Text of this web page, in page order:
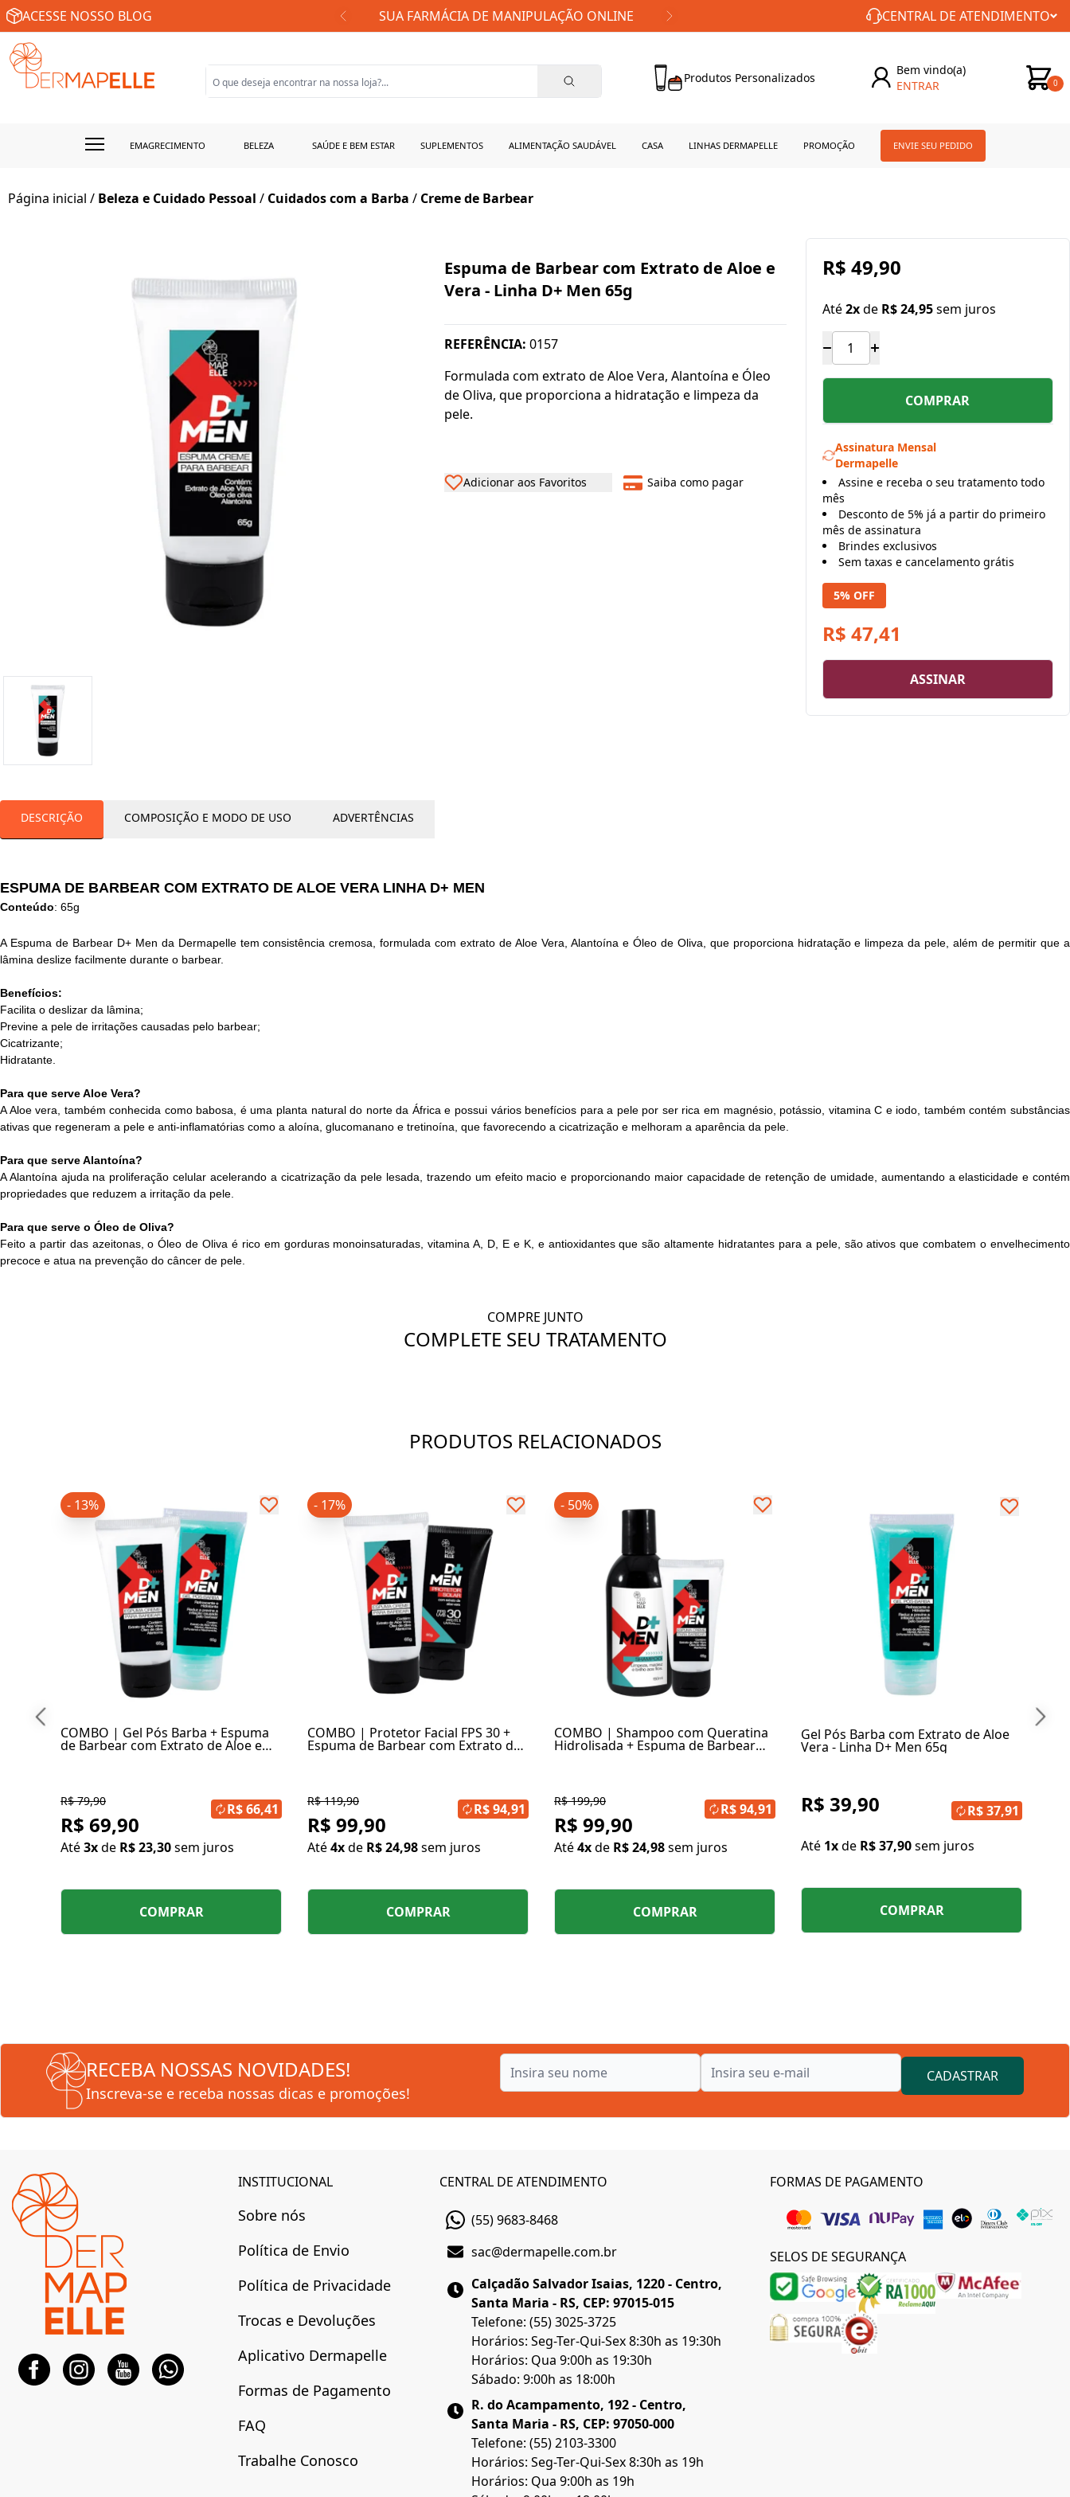
ACESSE NOSSO BLOG
SUA FARMÁCIA DE MANIPULAÇÃO ONLINE FRETE GRÁTIS PARA TODO BRASIL! CONSTÂNCIA NO CUIDADO COM VOCÊ!
CENTRAL DE ATENDIMENTO
Produtos Personalizados
Bem vindo(a)
ENTRAR
0
EMAGRECIMENTO BELEZA SAÚDE E BEM ESTAR SUPLEMENTOS ALIMENTAÇÃO SAUDÁVEL CASA LINHAS DERMAPELLE PROMOÇÃO ENVIE SEU PEDIDO
Página inicial / Beleza e Cuidado Pessoal / Cuidados com a Barba / Creme de Barbear
Espuma de Barbear com Extrato de Aloe e
Vera - Linha D+ Men 65g
REFERÊNCIA: 0157
Formulada com extrato de Aloe Vera, Alantoína e Óleo
de Oliva, que proporciona a hidratação e limpeza da
pele.
Adicionar aos Favoritos Saiba como pagar
R$ 49,90
Até2xde R$ 24,95sem juros
COMPRAR
Assinatura Mensal
Dermapelle
Assine e receba o seu tratamento todo
mês
Desconto de 5% já a partir do primeiro
mês de assinatura
Brindes exclusivos
Sem taxas e cancelamento grátis
5% OFF
R$ 47,41
ASSINAR
ADVERTÊNCIAS
COMPOSIÇÃO E MODO DE USO
DESCRIÇÃO
ESPUMA DE BARBEAR COM EXTRATO DE ALOE VERA LINHA D+ MEN
Conteúdo: 65g
A Espuma de Barbear D+ Men da Dermapelle tem consistência cremosa, formulada com extrato de Aloe Vera, Alantoína e Óleo de Oliva, que proporciona hidratação e limpeza da pele, além de permitir que a
lâmina deslize facilmente durante o barbear.
Benefícios:
Facilita o deslizar da lâmina;
Previne a pele de irritações causadas pelo barbear;
Cicatrizante;
Hidratante.
Para que serve Aloe Vera?
A Aloe vera, também conhecida como babosa, é uma planta natural do norte da África e possui vários benefícios para a pele por ser rica em magnésio, potássio, vitamina C e iodo, também contém substâncias
ativas que regeneram a pele e anti-inflamatórias como a aloína, glucomanano e tretinoína, que favorecendo a cicatrização e melhoram a aparência da pele.
Para que serve Alantoína?
A Alantoína ajuda na proliferação celular acelerando a cicatrização da pele lesada, trazendo um efeito macio e proporcionando maior capacidade de retenção de umidade, aumentando a elasticidade e contém
propriedades que reduzem a irritação da pele.
Para que serve o Óleo de Oliva?
Feito a partir das azeitonas, o Óleo de Oliva é rico em gorduras monoinsaturadas, vitamina A, D, E e K, e antioxidantes que são altamente hidratantes para a pele, são ativos que combatem o envelhecimento
precoce e atua na prevenção do câncer de pele.
COMPRE JUNTO
COMPLETE SEU TRATAMENTO
PRODUTOS RELACIONADOS
COMBO | Gel Pós Barba + Espuma
de Barbear com Extrato de Aloe e
- 13%
R$ 79,90
R$ 69,90
Até3xde R$ 23,30sem juros
R$ 66,41
COMPRAR
COMBO | Protetor Facial FPS 30 +
Espuma de Barbear com Extrato de
Aloe e Vera
- 17%
R$ 119,90
R$ 99,90
Até4xde R$ 24,98sem juros
R$ 94,91
COMPRAR
COMBO | Shampoo com Queratina
Hidrolisada + Espuma de Barbear
com Extrato de Aloe e Vera
- 50%
R$ 199,90
R$ 99,90
Até4xde R$ 24,98sem juros
R$ 94,91
COMPRAR
Gel Pós Barba com Extrato de Aloe
Vera - Linha D+ Men 65g
R$ 39,90
Até 1xde R$ 37,90sem juros
R$ 37,91
COMPRAR
RECEBA NOSSAS NOVIDADES!
Inscreva-se e receba nossas dicas e promoções!
CADASTRAR
INSTITUCIONAL
Sobre nós
Política de Envio
Política de Privacidade
Trocas e Devoluções
Aplicativo Dermapelle
Formas de Pagamento
FAQ
Trabalhe Conosco
CENTRAL DE ATENDIMENTO
(55) 9683-8468
sac@dermapelle.com.br
Calçadão Salvador Isaias, 1220 - Centro,
Santa Maria - RS, CEP: 97015-015
Telefone: (55) 3025-3725
Horários: Seg-Ter-Qui-Sex 8:30h as 19:30h
Horários: Qua 9:00h as 19:30h
Sábado: 9:00h as 18:00h
R. do Acampamento, 192 - Centro,
Santa Maria - RS, CEP: 97050-000
Telefone: (55) 2103-3300
Horários: Seg-Ter-Qui-Sex 8:30h as 19h
Horários: Qua 9:00h as 19h
FORMAS DE PAGAMENTO
SELOS DE SEGURANÇA